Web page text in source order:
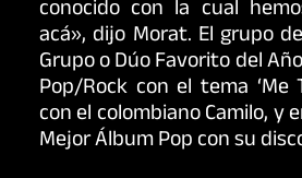
conocido con la cual
acá», dijo Morat. El grupo
Grupo o Dúo Favorito del
Pop/Rock con el tema ‘Me
con el colombiano Camilo, y
Mejor Álbum Pop con su